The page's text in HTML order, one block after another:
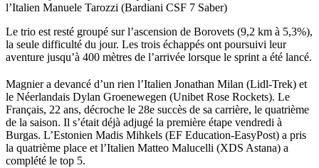
l’Italien Manuele Tarozzi (Bardiani CSF 7 Saber)
Le trio est resté groupé sur l’ascension de Borovets (9,2 km à 5,3%),
la seule difficulté du jour. Les trois échappés ont poursuivi leur
aventure jusqu’à 400 mètres de l’arrivée lorsque le sprint a été lancé.
Magnier a devancé d’un rien l’Italien Jonathan Milan (Lidl-Trek) et
le Néerlandais Dylan Groenewegen (Unibet Rose Rockets). Le
Français, 22 ans, décroche le 28e succès de sa carrière, le quatrième
de la saison. Il s’était déjà adjugé la première étape vendredi à
Burgas. L’Estonien Madis Mihkels (EF Education-EasyPost) a pris
la quatrième place et l’Italien Matteo Malucelli (XDS Astana) a
complété le top 5.